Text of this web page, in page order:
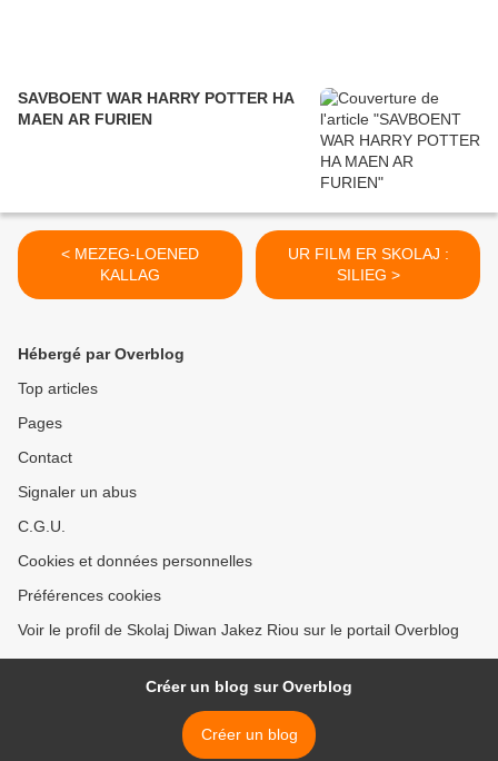
SAVBOENT WAR HARRY POTTER HA
MAEN AR FURIEN
< MEZEG-LOENED
KALLAG
UR FILM ER SKOLAJ :
SILIEG >
Hébergé par Overblog
Top articles
Pages
Contact
Signaler un abus
C.G.U.
Cookies et données personnelles
Préférences cookies
Voir le profil de Skolaj Diwan Jakez Riou sur le portail Overblog
Créer un blog sur Overblog
Créer un blog